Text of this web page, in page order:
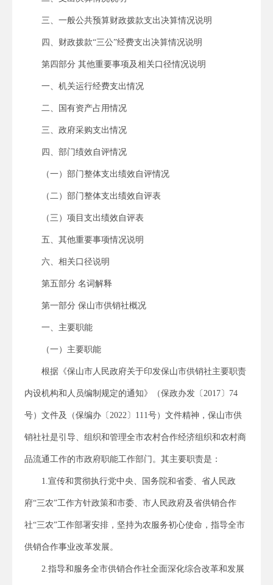
三、一般公共预算财政拨款支出决算情况说明
四、财政拨款“三公”经费支出决算情况说明
第四部分 其他重要事项及相关口径情况说明
一、机关运行经费支出情况
二、国有资产占用情况
三、政府采购支出情况
四、部门绩效自评情况
（一）部门整体支出绩效自评情况
（二）部门整体支出绩效自评表
（三）项目支出绩效自评表
五、其他重要事项情况说明
六、相关口径说明
第五部分 名词解释
第一部分 保山市供销社概况
一、主要职能
（一）主要职能
根据《保山市人民政府关于印发保山市供销社主要职责
内设机构和人员编制规定的通知》（保政办发〔2017〕74
号）文件及（保编办〔2022〕111号）文件精神，保山市供
销社社是引导、组织和管理全市农村合作经济组织和农村商
品流通工作的市政府职能工作部门。其主要职责是：
1.宣传和贯彻执行党中央、国务院和省委、省人民政
府“三农”工作方针政策和市委、市人民政府及省供销合作
社“三农”工作部署安排，坚持为农服务初心使命，指导全市
供销合作事业改革发展。
2.指导和服务全市供销合作社全面深化综合改革和发展